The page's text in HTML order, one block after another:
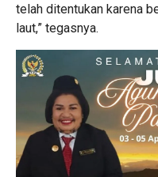
telah ditentukan karena
laut,” tegasnya.